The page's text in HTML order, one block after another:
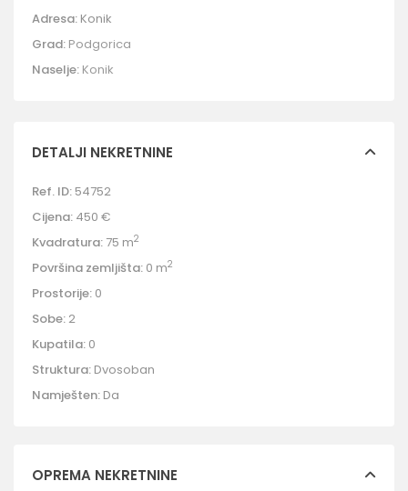
Adresa: Konik
Grad: Podgorica
Naselje: Konik
DETALJI NEKRETNINE
Ref. ID: 54752
Cijena: 450 €
Kvadratura: 75 m2
Površina zemljišta: 0 m2
Prostorije: 0
Sobe: 2
Kupatila: 0
Struktura: Dvosoban
Namješten: Da
OPREMA NEKRETNINE